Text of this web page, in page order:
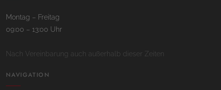
Montag – Freitag
09:00 – 13:00 Uhr
Nach Vereinbarung auch außerhalb dieser Zeiten
NAVIGATION